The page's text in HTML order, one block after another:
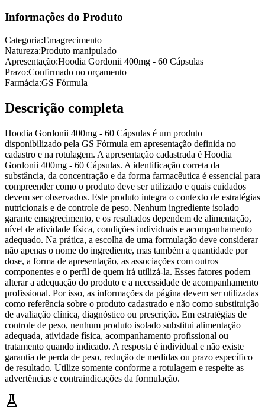
Informações do Produto
Categoria:Emagrecimento
Natureza:Produto manipulado
Apresentação:Hoodia Gordonii 400mg - 60 Cápsulas
Prazo:Confirmado no orçamento
Farmácia:GS Fórmula
Descrição completa
Hoodia Gordonii 400mg - 60 Cápsulas é um produto
disponibilizado pela GS Fórmula em apresentação definida no
cadastro e na rotulagem. A apresentação cadastrada é Hoodia
Gordonii 400mg - 60 Cápsulas. A identificação correta da
substância, da concentração e da forma farmacêutica é essencial para
compreender como o produto deve ser utilizado e quais cuidados
devem ser observados. Este produto integra o contexto de estratégias
nutricionais e de controle de peso. Nenhum ingrediente isolado
garante emagrecimento, e os resultados dependem de alimentação,
nível de atividade física, condições individuais e acompanhamento
adequado. Na prática, a escolha de uma formulação deve considerar
não apenas o nome do ingrediente, mas também a quantidade por
dose, a forma de apresentação, as associações com outros
componentes e o perfil de quem irá utilizá-la. Esses fatores podem
alterar a adequação do produto e a necessidade de acompanhamento
profissional. Por isso, as informações da página devem ser utilizadas
como referência sobre o produto cadastrado e não como substituição
de avaliação clínica, diagnóstico ou prescrição. Em estratégias de
controle de peso, nenhum produto isolado substitui alimentação
adequada, atividade física, acompanhamento profissional ou
tratamento quando indicado. A resposta é individual e não existe
garantia de perda de peso, redução de medidas ou prazo específico
de resultado. Utilize somente conforme a rotulagem e respeite as
advertências e contraindicações da formulação.